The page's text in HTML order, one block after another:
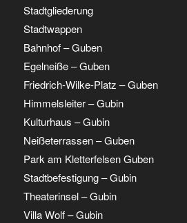
Stadtgliederung
Stadtwappen
Bahnhof – Guben
Egelneiße – Guben
Friedrich-Wilke-Platz – Guben
Himmelsleiter – Gubin
Kulturhaus – Gubin
Neißeterrassen – Guben
Park am Kletterfelsen Guben
Stadtbefestigung – Gubin
Theaterinsel – Gubin
Villa Wolf – Gubin